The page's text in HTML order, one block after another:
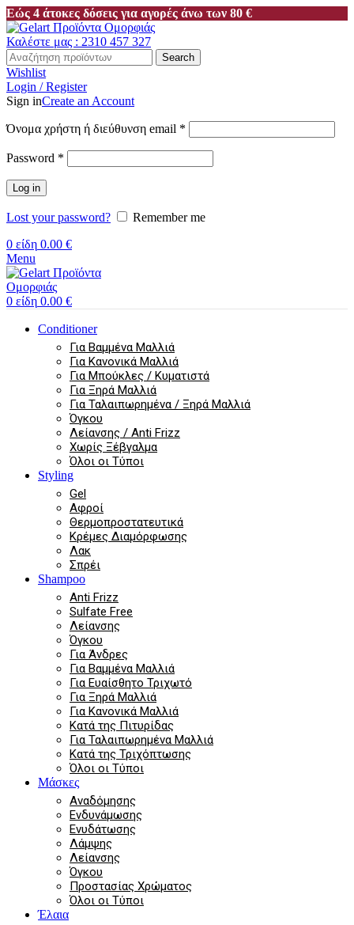
Εώς 4 άτοκες δόσεις για αγορές άνω των 80 €
Καλέστε μας : 2310 457 327
Search
Wishlist
Login / Register
Sign inCreate an Account
Όνομα χρήστη ή διεύθυνση email *
Password *
Log in
Lost your password?
Remember me
0 είδη 0.00 €
Menu
0 είδη 0.00 €
Conditioner
Για Βαμμένα Μαλλιά
Για Κανονικά Μαλλιά
Για Μπούκλες / Κυματιστά
Για Ξηρά Μαλλιά
Για Ταλαιπωρημένα / Ξηρά Μαλλιά
Όγκου
Λείανσης / Anti Frizz
Χωρίς Ξέβγαλμα
Όλοι οι Τύποι
Styling
Gel
Αφροί
Θερμοπροστατευτικά
Κρέμες Διαμόρφωσης
Λακ
Σπρέι
Shampoo
Anti Frizz
Sulfate Free
Λείανσης
Όγκου
Για Άνδρες
Για Βαμμένα Μαλλιά
Για Ευαίσθητο Τριχωτό
Για Ξηρά Μαλλιά
Για Κανονικά Μαλλιά
Κατά της Πιτυρίδας
Για Ταλαιπωρημένα Μαλλιά
Κατά της Τριχόπτωσης
Όλοι οι Τύποι
Μάσκες
Αναδόμησης
Ενδυνάμωσης
Ενυδάτωσης
Λάμψης
Λείανσης
Όγκου
Προστασίας Χρώματος
Όλοι οι Τύποι
Έλαια